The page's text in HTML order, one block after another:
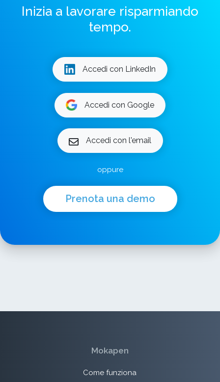
Inizia a lavorare risparmiando
tempo.
Accedi con LinkedIn
Accedi con Google
Accedi con l'email
oppure
Prenota una demo
Mokapen
Come funziona